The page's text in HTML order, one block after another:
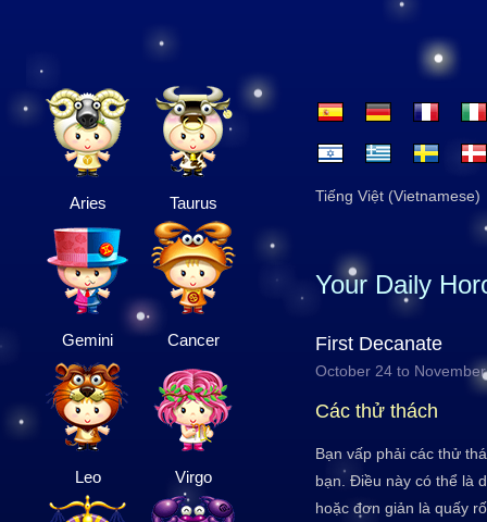
Aries Taurus
Gemini Cancer
Leo Virgo
Tiếng Việt (Vietnamese)
Your Daily
First Decanate
October 24 to
Các thử thách
Bạn vấp phải các thử
bạn. Điều này có thể là
hoặc đơn giản là quấy